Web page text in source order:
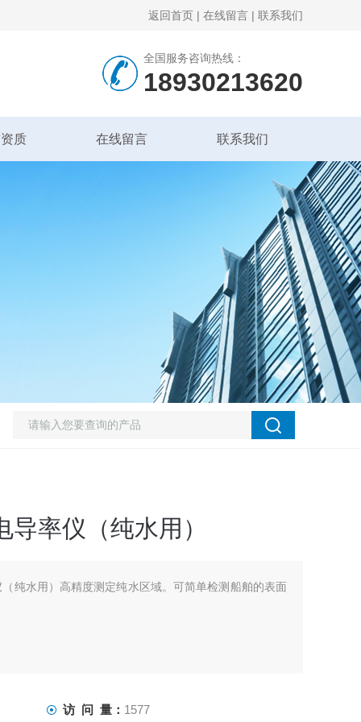
返回首页 | 在线留言 | 联系我们
全国服务咨询热线：
18930213620
质 在线留言 联系我们
率仪（纯水用）
纯水用）高精度测定纯水区域。可简单检测船舶的表面
访 问 量： 1577